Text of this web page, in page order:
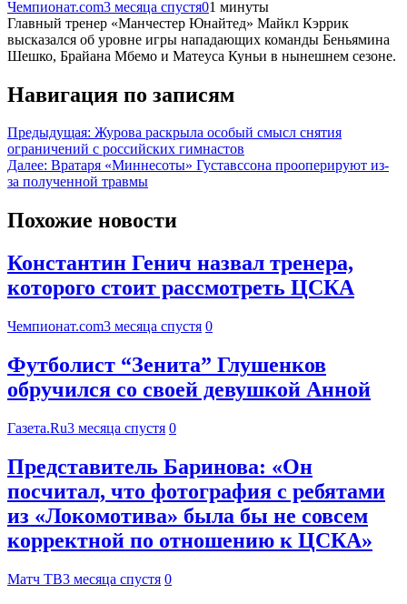
Чемпионат.com3 месяца спустя01 минуты
Главный тренер «Манчестер Юнайтед» Майкл Кэррик
высказался об уровне игры нападающих команды Беньямина
Шешко, Брайана Мбемо и Матеуса Куньи в нынешнем сезоне.
Навигация по записям
Предыдущая: Журова раскрыла особый смысл снятия
ограничений с российских гимнастов
Далее: Вратаря «Миннесоты» Густавссона прооперируют из-
за полученной травмы
Похожие новости
Константин Генич назвал тренера,
которого стоит рассмотреть ЦСКА
Чемпионат.com3 месяца спустя 0
Футболист “Зенита” Глушенков
обручился со своей девушкой Анной
Газета.Ru3 месяца спустя 0
Представитель Баринова: «Он
посчитал, что фотография с ребятами
из «Локомотива» была бы не совсем
корректной по отношению к ЦСКА»
Матч ТВ3 месяца спустя 0